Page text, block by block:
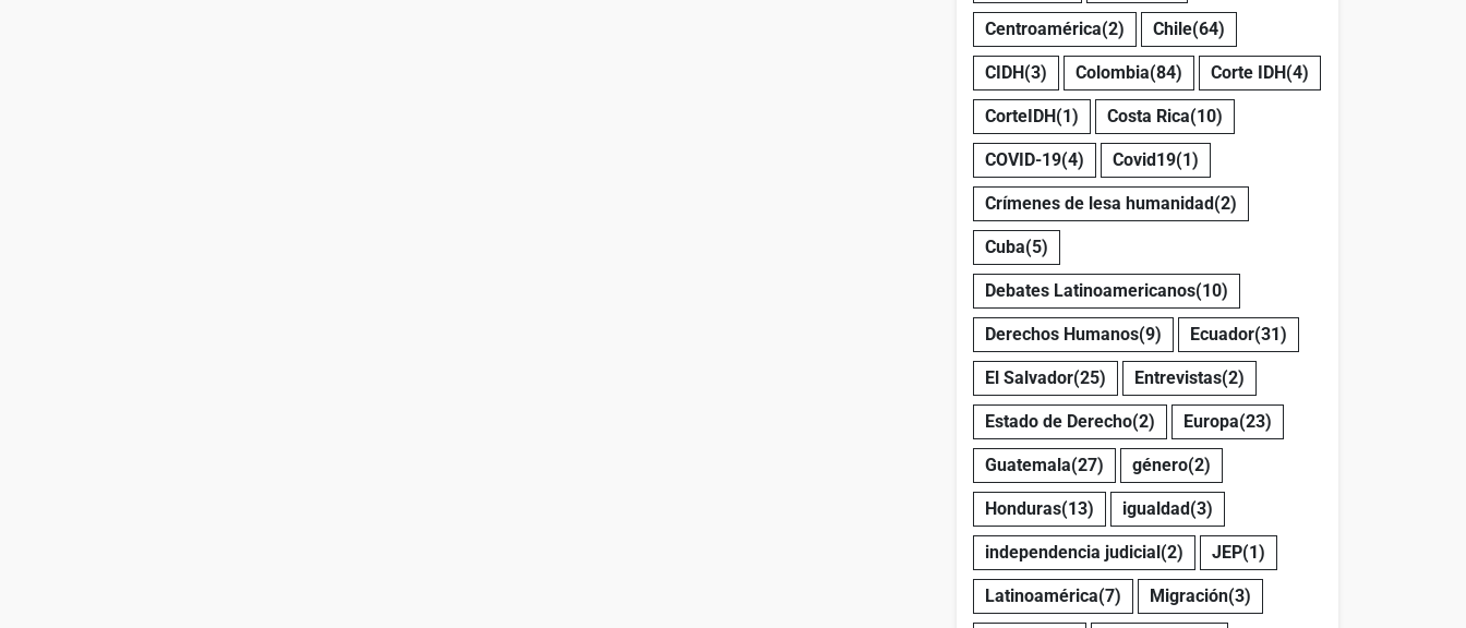
Centroamérica(2) Chile(64)
CIDH (3) Colombia(84) Corte IDH (4)
CorteIDH (1) Costa Rica(10)
COVID-19(4) Covid19(1)
Crímenes de lesa humanidad (2)
Cuba(5)
Debates Latinoamericanos(10)
Derechos Humanos(9) Ecuador(31)
El Salvador(25) Entrevistas(2)
Estado de Derecho(2) Europa(23)
Guatemala(27) género(2)
Honduras(13) igualdad (3)
independencia judicial (2) JEP(1)
Latinoamérica(7) Migración(3)